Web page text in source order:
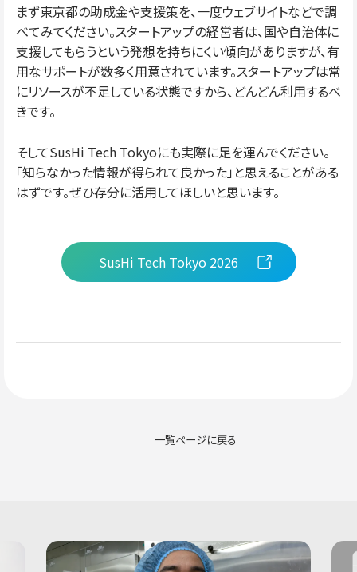
まず東京都の助成金や支援策を、一度ウェブサイトなどで調
べてみてください。スタートアップの経営者は、国や自治体に
支援してもらうという発想を持ちにくい傾向がありますが、有
用なサポートが数多く用意されています。スタートアップは常
にリソースが不足している状態ですから、どんどん利用するべ
きです。
そしてSusHi Tech Tokyoにも実際に足を運んでください。
「知らなかった情報が得られて良かった」と思えることがある
はずです。ぜひ存分に活用してほしいと思います。
SusHi Tech Tokyo 2026
一覧ページに戻る